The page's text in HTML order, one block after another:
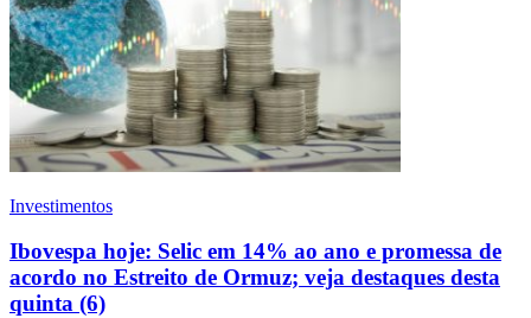
Investimentos
Ibovespa hoje: Selic em 14% ao ano e promessa de
acordo no Estreito de Ormuz; veja destaques desta
quinta (6)